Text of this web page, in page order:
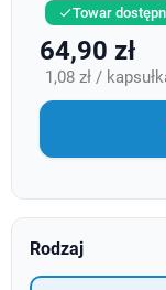
Towar
64,90 zł
1,08 zł /
Rodzaj